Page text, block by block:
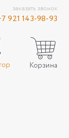
заказать звонок
921 143-98-93
Корзина